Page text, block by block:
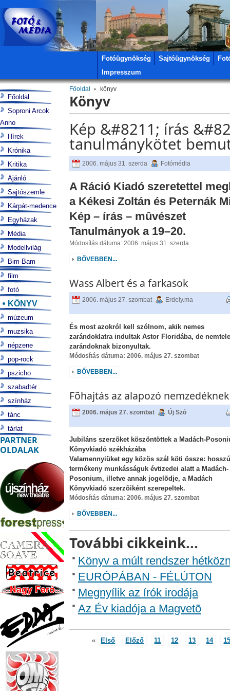
Fotóügynökség Sajtóügynökség
Impresszum
Főoldal könyv
Könyv
Kép &#8211; írás
tanulmánykötet
2006. május 31. szerda Fotómédia
A Ráció Kiadó szeretettel
a Kékesi Zoltán és Peternák
Kép – írás – mûvészet
Tanulmányok a 19–20.
Módosítás dátuma: 2006. május 31. szerda
BŐVEBBEN...
Wass Albert és a farkasok
2006. május 27. szombat Erdely.ma
És most azokról kell szólnom, akik nemes
zarándoklatra indultak Astor Floridába, de
zarándoknak bizonyultak.
Módosítás dátuma: 2006. május 27. szombat
BŐVEBBEN...
Fõhajtás az alapozó nemzedéknek
2006. május 27. szombat Új Szó
Jubiláns szerzõket köszöntöttek a Madách-
Könyvkiadó székházába
Valamennyiüket egy közös szál köti össze:
termékeny munkásságuk évtizedei alatt a Madách-
Posonium, illetve annak jogelõdje, a Madách
Könyvkiadó szerzõiként szerepeltek.
Módosítás dátuma: 2006. május 27. szombat
BŐVEBBEN...
További cikkeink...
Könyv a múlt rendszer
EURÓPÁBAN - FÉLÚTON
Megnyílik az írók irodája
Az Év kiadója a Magvetõ
« Első Előző 11 12 13 14
Főoldal
Soproni Arcok
Anno
Hírek
Krónika
Kritika
Ajánló
Sajtószemle
Kárpát-medence
Egyházak
Média
Modellvilág
Bim-Bam
film
fotó
KÖNYV
múzeum
muzsika
népzene
pop-rock
pszicho
szabadtér
színház
tánc
tárlat
PARTNER
OLDALAK